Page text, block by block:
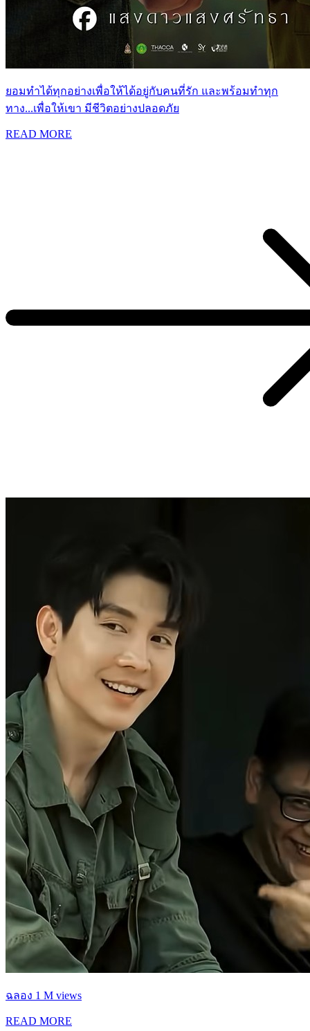
ยอมทำได้ทุกอย่างเพื่อให้ได้อยู่กับคนที่รัก และพร้อมทำทุก
ทาง...เพื่อให้เขา มีชีวิตอย่างปลอดภัย
READ MORE
ฉลอง 1 M views
READ MORE